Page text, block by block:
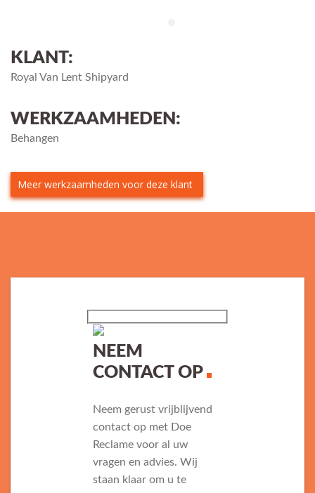
KLANT:
Royal Van Lent Shipyard
WERKZAAMHEDEN:
Behangen
Meer werkzaamheden voor deze klant
NEEM
CONTACT OP
Neem gerust vrijblijvend
contact op met Doe
Reclame voor al uw
vragen en advies. Wij
staan klaar om u te